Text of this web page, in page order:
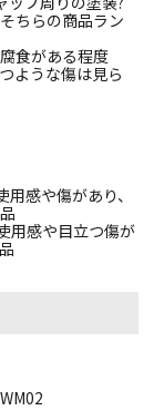
ちらの商品ラン
食がある程度
ような傷は見ら
用感や傷があり、
用感や目立つ傷が